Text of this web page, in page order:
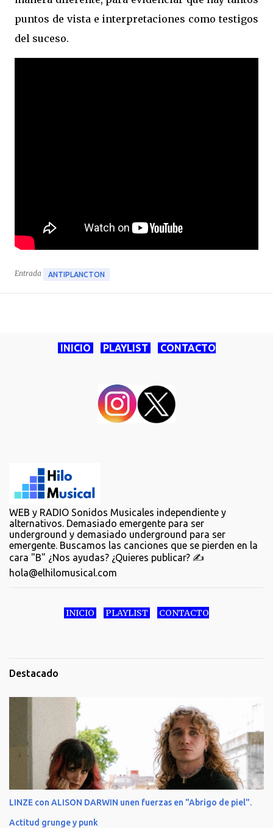
puntos de vista e interpretaciones como testigos
del suceso.
Entrada ANTIPLANCTON
INICIO PLAYLIST CONTACTO
WEB y RADIO Sonidos Musicales independiente y
alternativos. Demasiado emergente para ser
underground y demasiado underground para ser
emergente. Buscamos las canciones que se pierden en la
cara "B" ¿Nos ayudas? ¿Quieres publicar? ✍️
hola@elhilomusical.com
INICIO PLAYLIST CONTACTO
Destacado
LINZE con ALISON DARWIN unen fuerzas en "Abrigo de piel".
Actitud grunge y punk